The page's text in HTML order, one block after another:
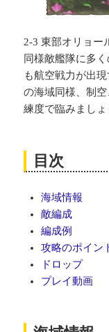
2-3 東部オリョー
同様敵艦隊に多
も航空戦力が出
の海域同様、制
練度で臨みましょ
目次
海域情報
敵編成
編成例
攻略のポイン
ドロップ
プレイ動画